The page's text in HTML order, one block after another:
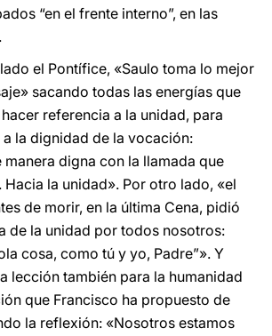
“en el frente interno”, en las
el Pontífice, «Saulo toma lo mejor
sacando todas las energías que
referencia a la unidad, para
la dignidad de la vocación:
manera digna con la llamada que
Hacia la unidad». Por otro lado, «el
de morir, en la última Cena, pidió
de la unidad por todos nosotros:
cosa, como tú y yo, Padre”». Y
lección también para la humanidad
que Francisco ha propuesto de
la reflexión: «Nosotros estamos